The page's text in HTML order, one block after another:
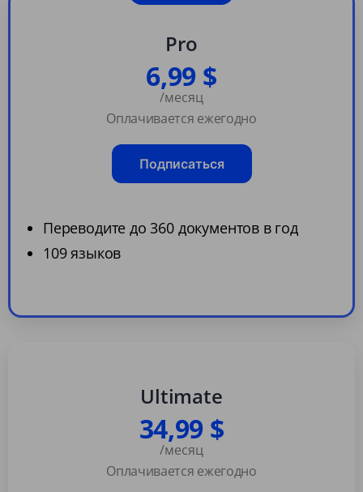
Pro
6,99 $
/месяц
Оплачивается ежегодно
Подписаться
Переводите до 360 документов в год
109 языков
Ultimate
34,99 $
/месяц
Оплачивается ежегодно